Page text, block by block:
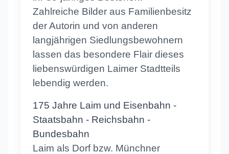
Zahlreiche Bilder aus Familienbesitz
der Autorin und von anderen
langjährigen Siedlungsbewohnern
lassen das besondere Flair dieses
liebenswürdigen Laimer Stadtteils
lebendig werden.
175 Jahre Laim und Eisenbahn -
Staatsbahn - Reichsbahn -
Bundesbahn
Laim als Dorf bzw. Münchner